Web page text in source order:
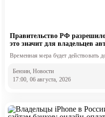
Правительство РФ
это значит для владельцев
Временная мера будет действовать
Бензин, Новости
17:00, 06 августа, 2026